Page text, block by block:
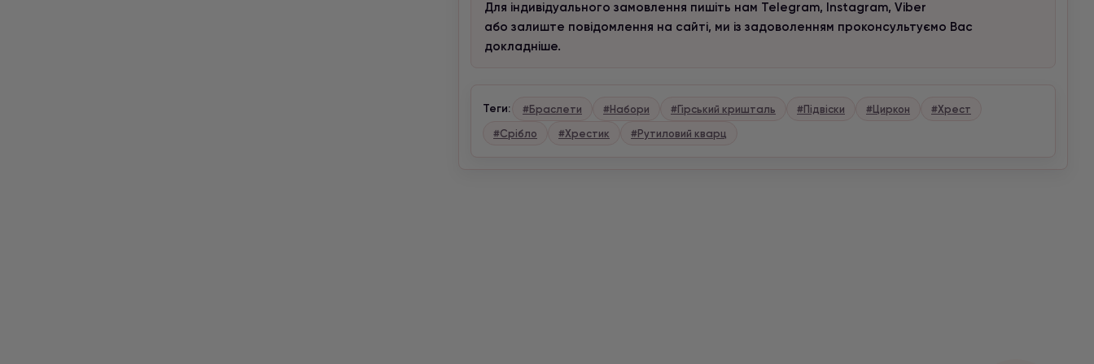
Для індивідуального замовлення пишіть нам Telegram, Instagram, Viber
або залиште повідомлення на сайті, ми із задоволенням проконсультуємо Вас
докладніше.
Теги: #Браслети #Набори #Гірський кришталь #Підвіски #Циркон
#Хрест
#Срібло
#Хрестик #Рутиловий кварц